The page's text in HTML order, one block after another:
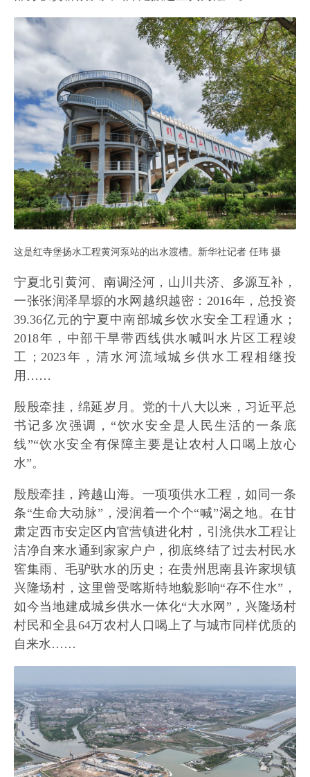
这是红寺堡扬水工程黄河泵站的出水渡槽。新华社记者 任玮 摄
宁夏北引黄河、南调泾河，山川共济、多源互补，
一张张润泽旱塬的水网越织越密：2016年，总投资
39.36亿元的宁夏中南部城乡饮水安全工程通水；
2018年，中部干旱带西线供水喊叫水片区工程竣
工；2023年，清水河流域城乡供水工程相继投
用……
殷殷牵挂，绵延岁月。党的十八大以来，习近平总
书记多次强调，“饮水安全是人民生活的一条底
线”“饮水安全有保障主要是让农村人口喝上放心
水”。
殷殷牵挂，跨越山海。一项项供水工程，如同一条
条“生命大动脉”，浸润着一个个“喊”渴之地。在甘
肃定西市安定区内官营镇进化村，引洮供水工程让
洁净自来水通到家家户户，彻底终结了过去村民水
窖集雨、毛驴驮水的历史；在贵州思南县许家坝镇
兴隆场村，这里曾受喀斯特地貌影响“存不住水”，
如今当地建成城乡供水一体化“大水网”，兴隆场村
村民和全县64万农村人口喝上了与城市同样优质的
自来水……